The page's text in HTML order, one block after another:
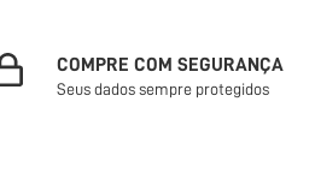
COMPRE COM SEGURANÇA
Seus dados sempre protegidos